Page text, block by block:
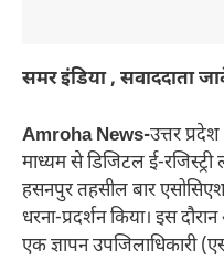
समर इंडिया , सवाददाता
Amroha News-उत्तर
माध्यम से डिजिटल ई-
हसनपुर तहसील बार
धरना-प्रदर्शन किया। इस
एक ज्ञापन उपजिलाधिकारी